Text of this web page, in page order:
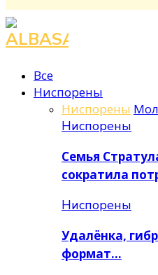
Facebook
Instagram
Youtube
Все
Ниспорены
Ниспорены
Ниспорены
Семья
сократила
Ниспорены
Удалёнка,
формат…